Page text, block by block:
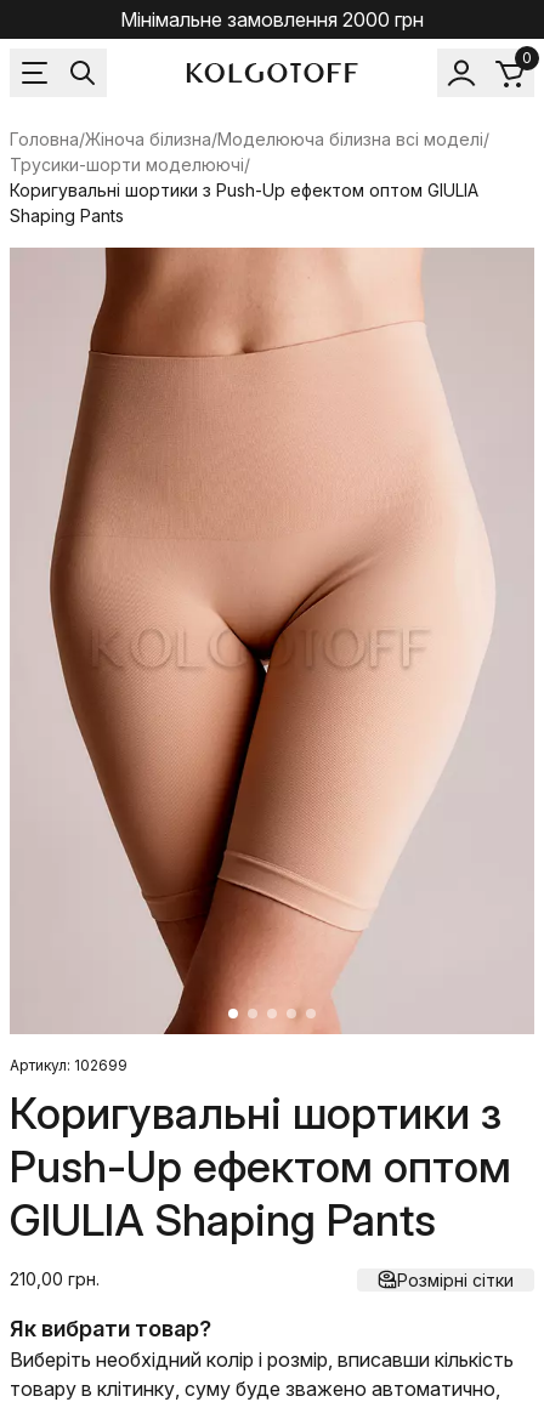
Мінімальне замовлення 2000 грн
0
Головна/Жіноча білизна/Моделююча білизна всі моделі/
Трусики-шорти моделюючі/
Коригувальні шортики з Push-Up ефектом оптом GIULIA
Shaping Pants
Артикул: 102699
Коригувальні шортики з
Push-Up ефектом оптом
GIULIA Shaping Pants
210,00 грн. Розмірні сітки
Як вибрати товар?
Виберіть необхідний колір і розмір, вписавши кількість
товару в клітинку, суму буде зважено автоматично,